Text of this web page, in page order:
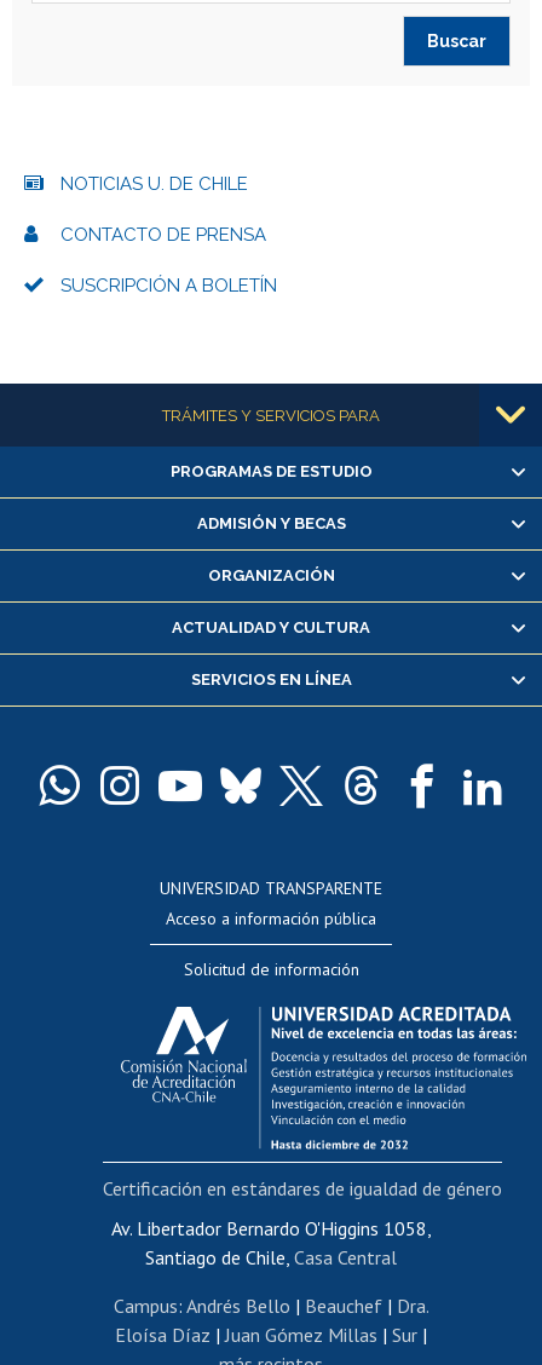
NOTICIAS U. DE CHILE
CONTACTO DE PRENSA
SUSCRIPCIÓN A BOLETÍN
Más informaciónTRÁMITES Y SERVICIOS PARA
Alumnas/os y exalumnas/os
Matrícula en línea
Inscripción y cambio de asignaturas
Consulta y certificado de notas
Servicio médico y dental
Pago de arancel y crédito alumnos
Docentes
Evaluación docente
Calificación académica
Postulación al AUCAI
Funcionarias/os
Cursos internos de capacitación
Bienestar del personal
Portal de movilidad interna
Certificado de renta
Certificado de renta honorarios
Editar páginas blancas
PROGRAMAS DE ESTUDIO
ADMISIÓN Y BECAS
ORGANIZACIÓN
ACTUALIDAD Y CULTURA
SERVICIOS EN LÍNEA
UNIVERSIDAD TRANSPARENTE
Acceso a información pública
Solicitud de información
Av. Libertador Bernardo O'Higgins 1058,
Santiago de Chile, Casa Central
Campus: Andrés Bello | Beauchef| Dra.
Eloísa Díaz |Juan Gómez Millas | Sur |
Certificación en estándares de igualdad de género